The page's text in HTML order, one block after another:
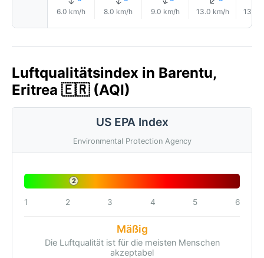
6.0 km/h 8.0 km/h 9.0 km/h 13.0 km/h 13.0
Luftqualitätsindex in Barentu,
Eritrea 🇪🇷 (AQI)
US EPA Index
Environmental Protection Agency
2
1 2 3 4 5 6
Mäßig
Die Luftqualität ist für die meisten Menschen
akzeptabel